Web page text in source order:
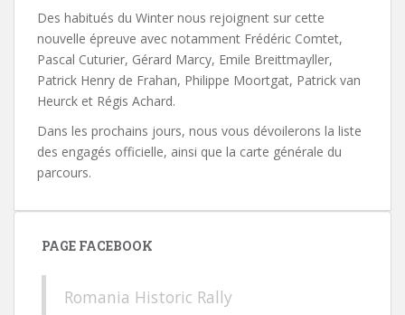
Des habitués du Winter nous rejoignent sur cette
nouvelle épreuve avec notamment Frédéric Comtet,
Pascal Cuturier, Gérard Marcy, Emile Breittmayller,
Patrick Henry de Frahan, Philippe Moortgat, Patrick van
Heurck et Régis Achard.
Dans les prochains jours, nous vous dévoilerons la liste
des engagés officielle, ainsi que la carte générale du
parcours.
PAGE FACEBOOK
Romania Historic Rally